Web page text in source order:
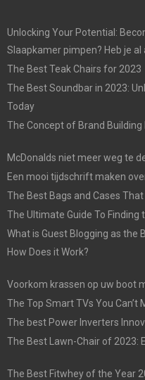
Unlocking Your Potential:
Slaapkamer pimpen? Heb je
The Best Teak Chairs for 2023
The Best Soundbar in 2023:
Today
The Concept of Brand
McDonalds niet meer weg te
Een mooi tijdschrift maken
The Best Bags and Cases
The Ultimate Guide To Finding
What is Guest Blogging as the
How Does it Work?
Voorkom krassen op uw boot
The Top Smart TVs You Can’t
The best Power Inverters
The Best Lawn-Chair of 2023:
The Best Fitwhey of the Year